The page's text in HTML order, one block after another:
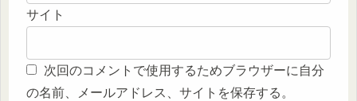
サイト
次回のコメントで使用するためブラウザーに自分
の名前、メールアドレス、サイトを保存する。